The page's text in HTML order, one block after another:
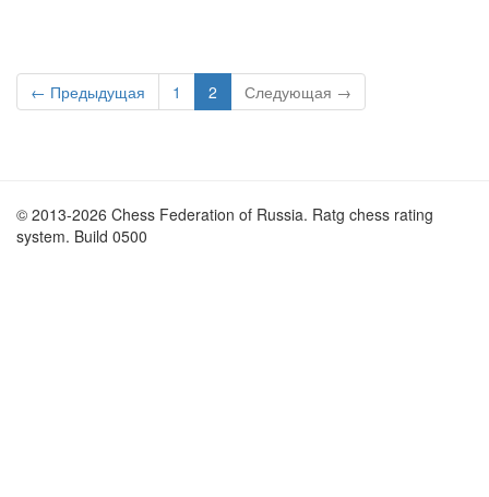
← Предыдущая 1 2 Следующая →
© 2013-2026 Chess Federation of Russia. Ratg chess rating
system. Build 0500